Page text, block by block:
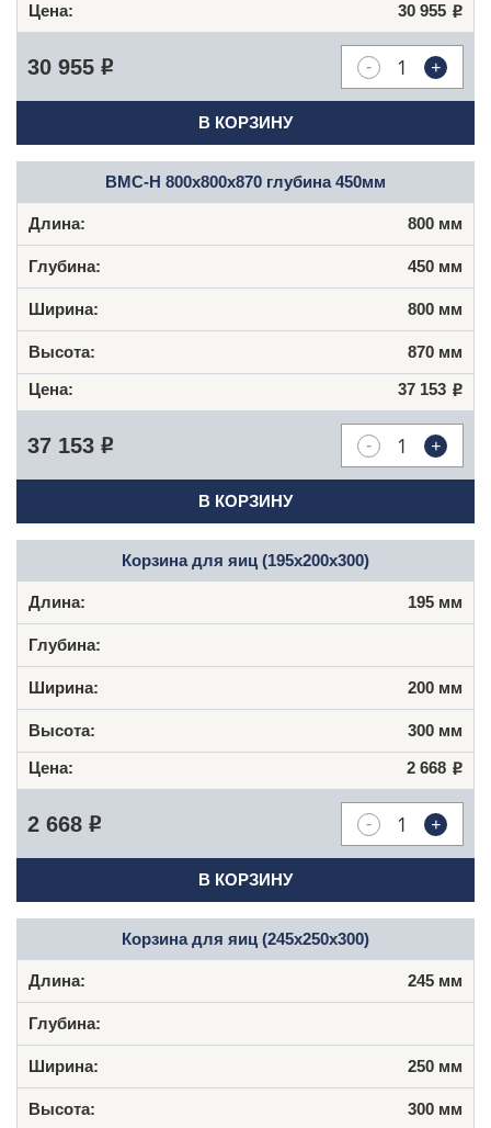
30 955 Р
- +
30 955 Р
В КОРЗИНУ
ВМС-Н 800x800x870 глубина 450мм
800 мм
450 мм
800 мм
870 мм
37 153 Р
- +
37 153 Р
В КОРЗИНУ
Корзина для яиц (195х200х300)
195 мм
200 мм
300 мм
2 668 Р
- +
2 668 Р
В КОРЗИНУ
Корзина для яиц (245х250х300)
245 мм
250 мм
300 мм